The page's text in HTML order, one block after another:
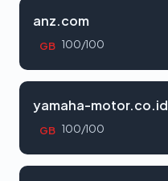
anz.com
GB 100/100
yamaha-motor.co.id
GB 100/100